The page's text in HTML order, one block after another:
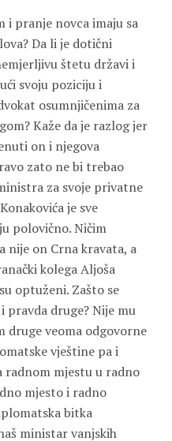
i pranje novca imaju sa
Da li je dotični
štetu državi i
svoju poziciju i
osumnjičenima za
Kaže da je razlog jer
on i njegova
zato ne bi trebao
za svoje privatne
je sve
polovično. Ničim
nije on Crna kravata, a
kolega Aljoša
optuženi. Zašto se
pravda druge? Nije mu
druge veoma odgovorne
vještine pa i
radnom mjestu u radno
mjesto i radno
bitka
ministar vanjskih